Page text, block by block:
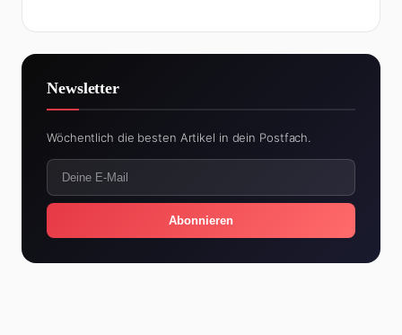
Newsletter
Wöchentlich die besten Artikel in dein Postfach.
Abonnieren